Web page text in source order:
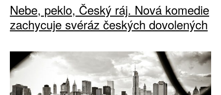
Nebe, peklo, Český ráj. Nová komedie
zachycuje svéráz českých dovolených